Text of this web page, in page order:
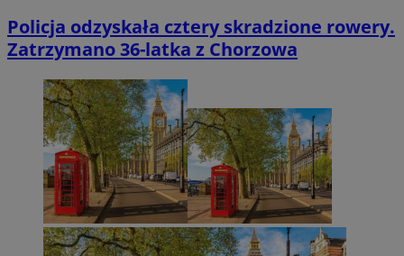
Policja odzyskała cztery skradzione rowery.
Zatrzymano 36-latka z Chorzowa